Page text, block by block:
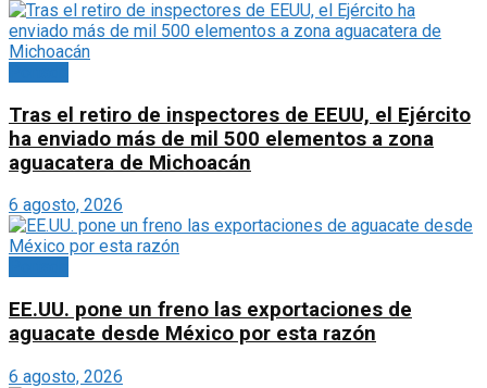
Tras el retiro de inspectores de EEUU, el Ejército
ha enviado más de mil 500 elementos a zona
aguacatera de Michoacán
6 agosto, 2026
EE.UU. pone un freno las exportaciones de
aguacate desde México por esta razón
6 agosto, 2026